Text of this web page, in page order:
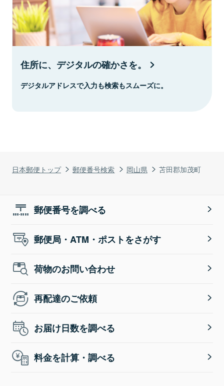
日本郵便トップ 郵便番号検索 岡山県 苫田郡加茂町
住所に、デジタルの確かさを。
デジタルアドレスで入力も検索もスムーズに。
郵便番号を調べる
郵便局・ATM・ポストをさがす
荷物のお問い合わせ
再配達のご依頼
お届け日数を調べる
料金を計算・調べる